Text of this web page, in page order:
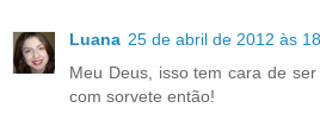
Luana 25 de abril de 2012 às
Meu Deus, isso tem cara de
com sorvete então!